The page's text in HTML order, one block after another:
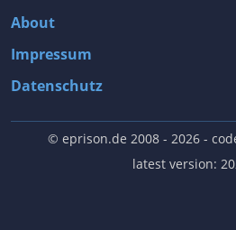
About
Impressum
Datenschutz
© eprison.de 2008 - 2026-
latest version: